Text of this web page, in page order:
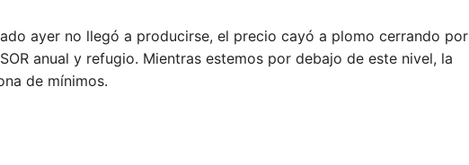
ayer no llegó a producirse, el precio cayó a plomo cerrando por
anual y refugio. Mientras estemos por debajo de este nivel, la
de mínimos.